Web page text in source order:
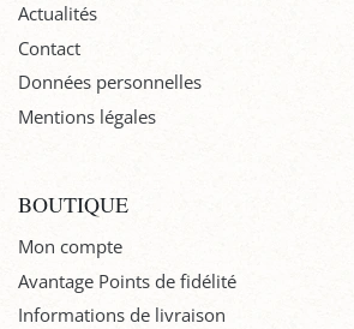
Actualités
Contact
Données personnelles
Mentions légales
BOUTIQUE
Mon compte
Avantage Points de fidélité
Informations de livraison